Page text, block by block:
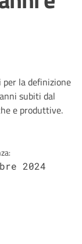
per la definizione
subiti dal
e produttive.
2024